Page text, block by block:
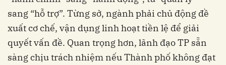
sang “hỗ trợ”. Từng sở, ngành phải chủ động đề
xuất cơ chế, vận dụng linh hoạt tiền lệ để giải
quyết vấn đề. Quan trọng hơn, lãnh đạo TP sẵn
sàng chịu trách nhiệm nếu Thành phố không đạt